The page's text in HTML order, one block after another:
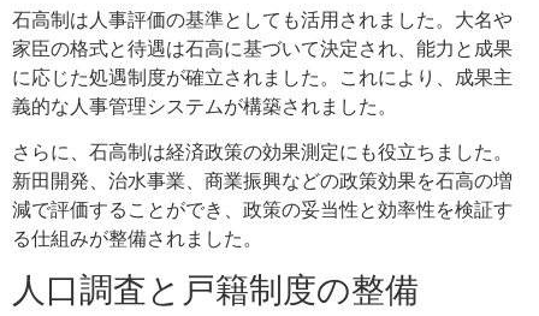
石高制は人事評価の基準としても活用されました。大名や
家臣の格式と待遇は石高に基づいて決定され、能力と成果
に応じた処遇制度が確立されました。これにより、成果主
義的な人事管理システムが構築されました。
さらに、石高制は経済政策の効果測定にも役立ちました。
新田開発、治水事業、商業振興などの政策効果を石高の増
減で評価することができ、政策の妥当性と効率性を検証す
る仕組みが整備されました。
人口調査と戸籍制度の整備